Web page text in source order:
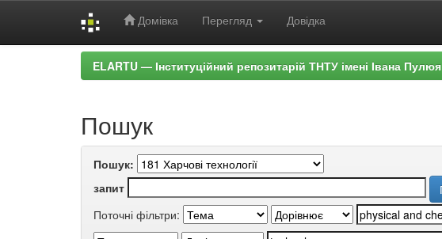
Домівка Перегляд Довідка
ELARTU — Інституційний репозитарій ТНТУ імені Івана Пулюя
Пошук
Пошук:
запит
Поточні фільтри: